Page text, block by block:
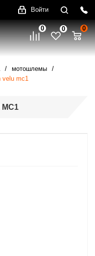
Войти
0 0 0
мотошлемы
velu mc1